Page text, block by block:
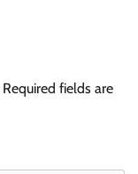
Required fields are